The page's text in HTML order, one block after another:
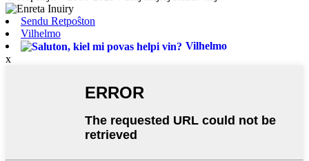
Sendu Retpoŝton
Vilhelmo
Vilhelmo
x